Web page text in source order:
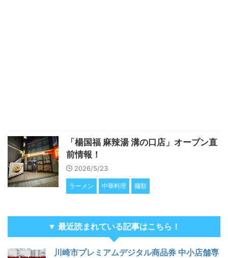
「楊国福 麻辣湯 溝の口店」オープン直
前情報！
2026/5/23
ラーメン 中華料理 麺類
▼ 最近読まれている記事はこちら！
川崎市プレミアムデジタル商品券 中小店舗専